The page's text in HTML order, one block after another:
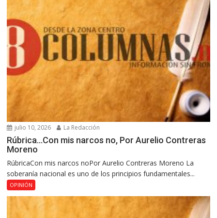
julio 10, 2026 La Redacción
Rúbrica…Con mis narcos no, Por Aurelio Contreras
Moreno
RúbricaCon mis narcos noPor Aurelio Contreras Moreno La
soberanía nacional es uno de los principios fundamentales...
OPINIÓN